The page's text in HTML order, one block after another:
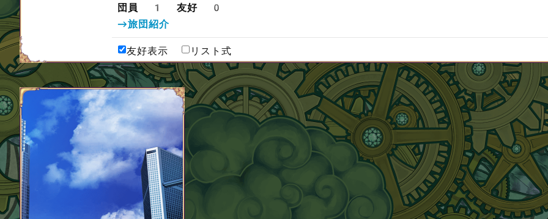
団員 1 友好 0
→旅団紹介
友好表示 リスト式